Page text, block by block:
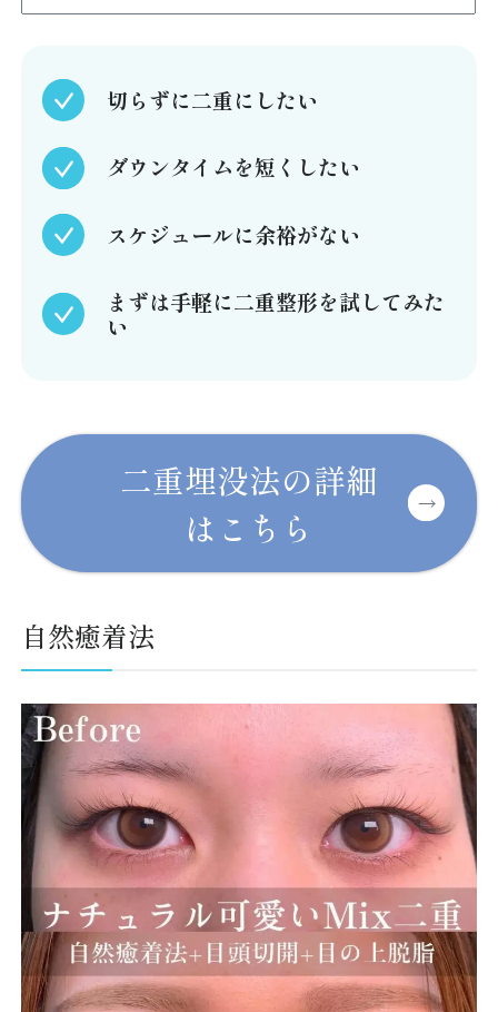
切らずに二重にしたい
ダウンタイムを短くしたい
スケジュールに余裕がない
まずは手軽に二重整形を試してみた
い
二重埋没法の詳細
はこちら
自然癒着法